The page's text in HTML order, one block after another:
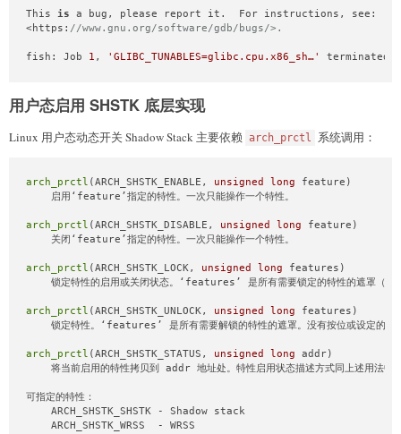
This is a bug, please report it.  For instructions, see:
<https: //www.gnu.org/software/gdb/bugs/>.
fish: Job 1 , 'GLIBC_TUNABLES=glibc.cpu.x86_sh…' terminated
用户态启用 SHSTK 底层实现
Linux 用户态动态开关 Shadow Stack 主要依赖 arch_prctl 系统调用：
arch_prctl (ARCH_SHSTK_ENABLE, unsigned long feature)
    启用‘feature’指定的特性。一次只能操作一个特性。
arch_prctl (ARCH_SHSTK_DISABLE, unsigned long feature)
    关闭‘feature’指定的特性。一次只能操作一个特性。
arch_prctl (ARCH_SHSTK_LOCK, unsigned long features)
锁定特性的启用或关闭状态。‘features’ 是所有需要锁定的特性的遮罩（按
arch_prctl (ARCH_SHSTK_UNLOCK, unsigned long features)
锁定特性。‘features’ 是所有需要解锁的特性的遮罩。没有按位或设定的
arch_prctl (ARCH_SHSTK_STATUS, unsigned long addr)
将当前启用的特性拷贝到 addr 地址处。特性启用状态描述方式同上述用法
可指定的特性：
    ARCH_SHSTK_SHSTK - Shadow stack
    ARCH_SHSTK_WRSS  - WRSS